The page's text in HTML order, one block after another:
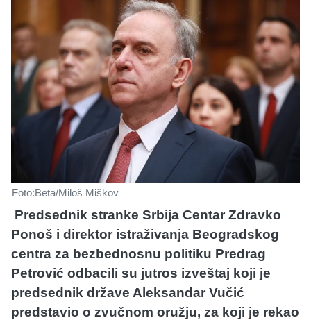
Foto:Beta/Miloš Miškov
Predsednik stranke Srbija Centar Zdravko
Ponoš i direktor istraživanja Beogradskog
centra za bezbednosnu politiku Predrag
Petrović odbacili su jutros izveštaj koji je
predsednik države Aleksandar Vučić
predstavio o zvučnom oružju, za koji je rekao